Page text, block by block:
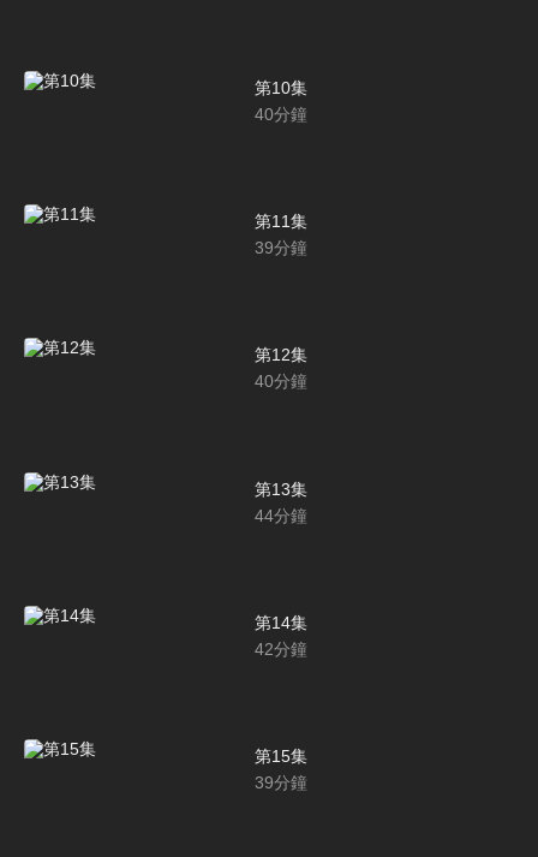
第10集
40分鐘
第11集
39分鐘
第12集
40分鐘
第13集
44分鐘
第14集
42分鐘
第15集
39分鐘